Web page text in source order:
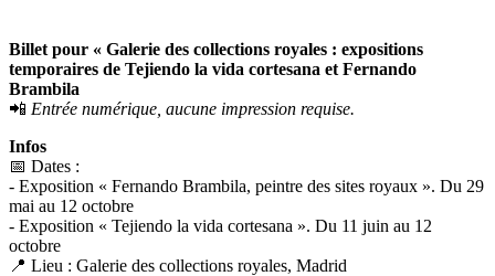
Billet pour « Galerie des collections royales : expositions
temporaires de Tejiendo la vida cortesana et Fernando
Brambila
📲 Entrée numérique, aucune impression requise.
Infos
📅 Dates :
- Exposition « Fernando Brambila, peintre des sites royaux ». Du 29
mai au 12 octobre
- Exposition « Tejiendo la vida cortesana ». Du 11 juin au 12
octobre
📍 Lieu : Galerie des collections royales, Madrid